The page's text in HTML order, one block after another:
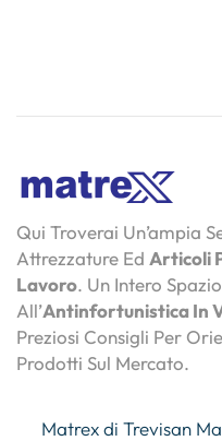
Qui Troverai Un’ampia
Attrezzature Ed Articoli
Lavoro. Un Intero
All’Antinfortunistica In
Preziosi Consigli Per
Prodotti Sul Mercato.
Matrex di Trevisan